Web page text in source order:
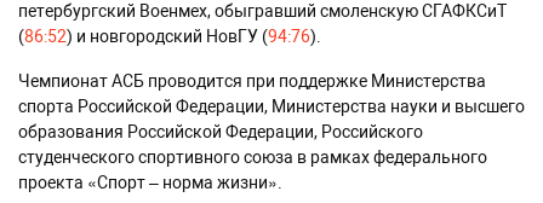
петербургский Военмех, обыгравший смоленскую СГАФКСиТ
(86:52) и новгородский НовГУ (94:76).
Чемпионат АСБ проводится при поддержке Министерства
спорта Российской Федерации, Министерства науки и высшего
образования Российской Федерации, Российского
студенческого спортивного союза в рамках федерального
проекта «Спорт – норма жизни».